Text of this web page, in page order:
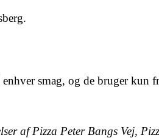
smag, og de bruger kun
af Pizza Peter Bangs Vej,